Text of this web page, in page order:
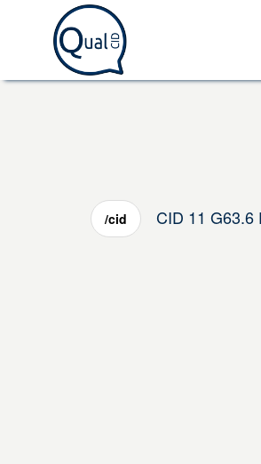
/cid CID 11 G63.6